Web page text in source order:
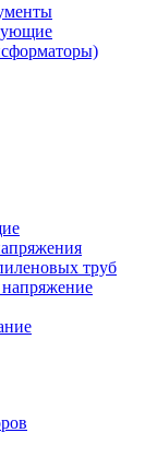
труб